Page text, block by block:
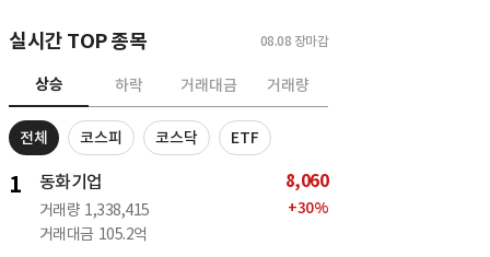
실시간 TOP 종목 08.08 장마감
상승 하락 거래대금 거래량
전체 코스피 코스닥 ETF
1 동화기업
거래량 1,338,415
거래대금 105.2억
8,060
+30%